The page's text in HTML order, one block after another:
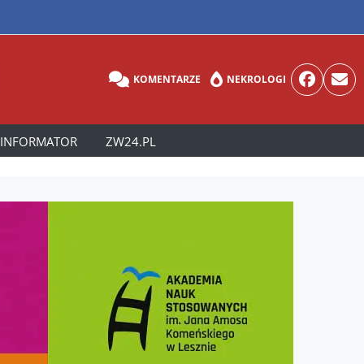
KOMENTARZE NEKROLOGI
INFORMATOR ZW24.PL